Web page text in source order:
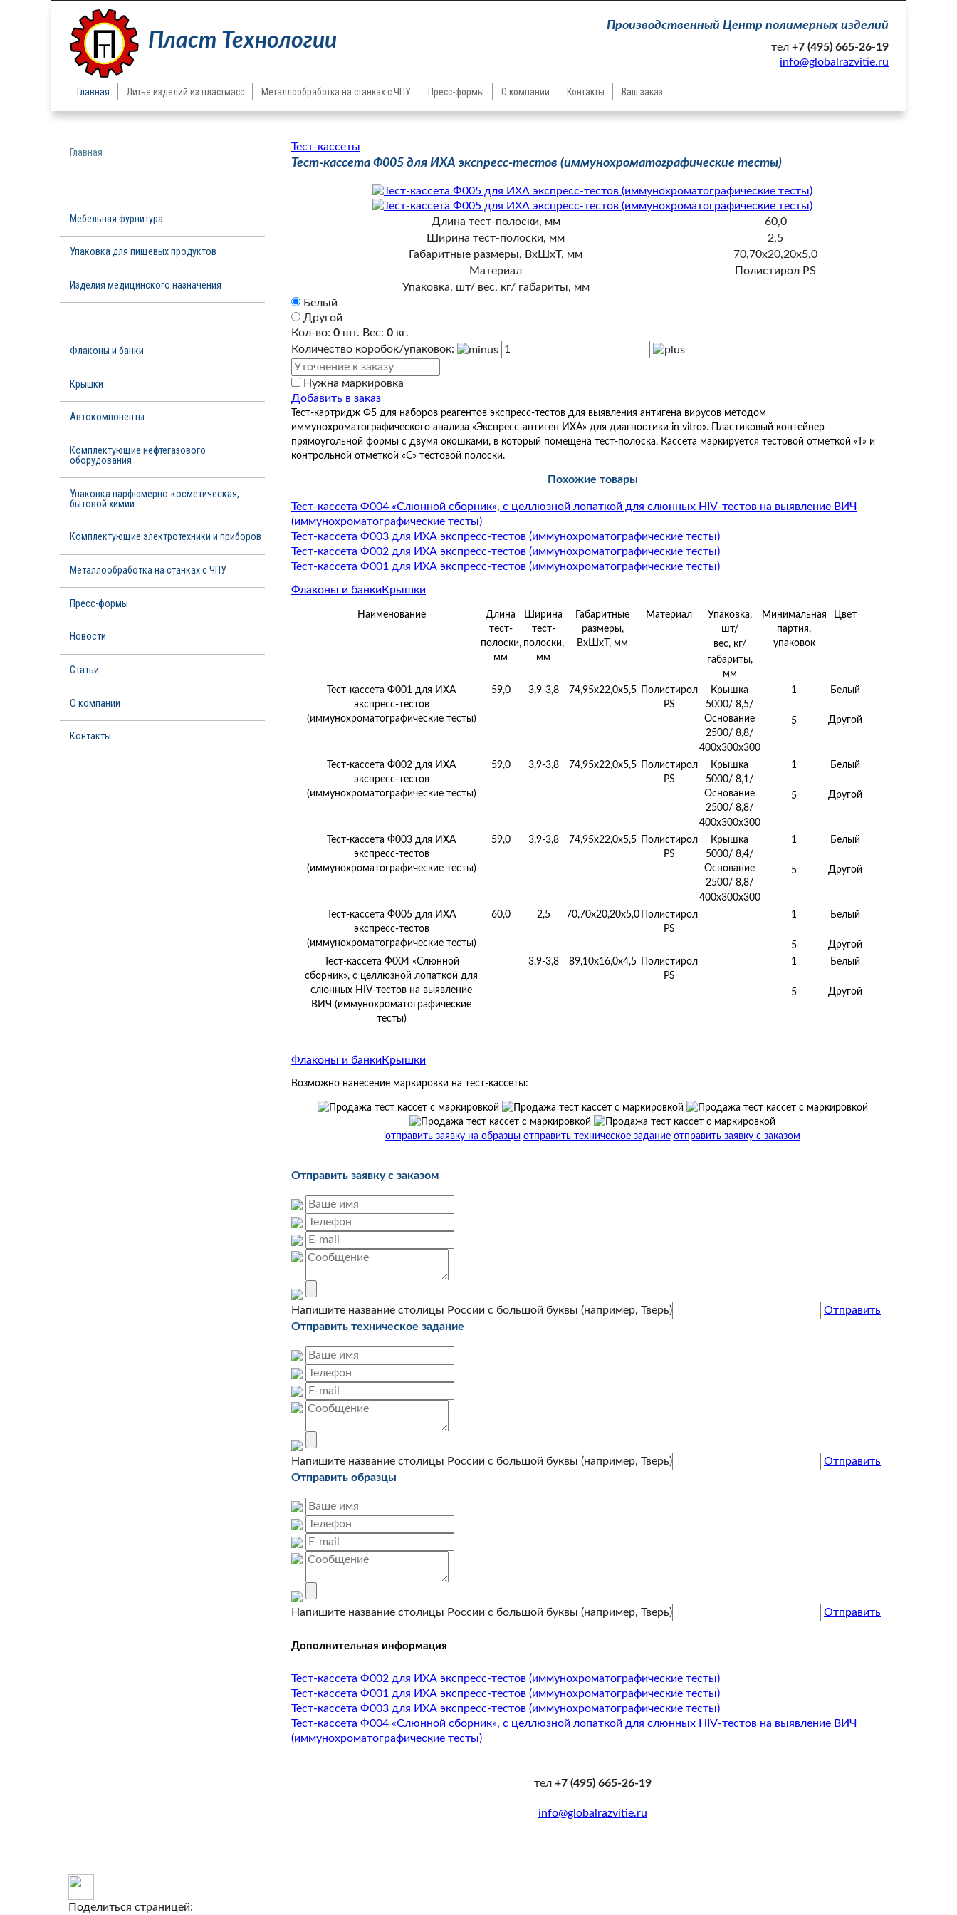
Пласт Технологии
Производственный Центр полимерных изделий
тел +7 (495) 665-26-19
info@globalrazvitie.ru
Главная Литье изделий из пластмасс Металлообработка на станках с ЧПУ Пресс-формы О компании Контакты Ваш заказ
Главная
Мебельная фурнитура
Упаковка для пищевых продуктов
Изделия медицинского назначения
Флаконы и банки
Крышки
Автокомпоненты
Комплектующие нефтегазового
оборудования
Упаковка парфюмерно-косметическая,
бытовой химии
Комплектующие электротехники и приборов
Металлообработка на станках с ЧПУ
Пресс-формы
Новости
Статьи
О компании
Контакты
Тест-кассеты
Тест-кассета Ф005 для ИХА экспресс-тестов (иммунохроматографические тесты)
Длина тест-полоски, мм
60,0
Ширина тест-полоски, мм
2,5
Габаритные размеры, ВхШхТ, мм
70,70х20,20х5,0
Материал
Полистирол PS
Упаковка, шт/ вес, кг/ габариты, мм
Белый
Другой
Кол-во: 0 шт. Вес: 0 кг.
Количество коробок/упаковок:
Нужна маркировка
Добавить в заказ
Тест-картридж Ф5 для наборов реагентов экспресс-тестов для выявления антигена вирусов методом
иммунохроматографического анализа «Экспресс-антиген ИХА» для диагностики in vitro». Пластиковый контейнер
прямоугольной формы с двумя окошками, в который помещена тест-полоска. Кассета маркируется тестовой отметкой «Т» и
контрольной отметкой «С» тестовой полоски.
Похожие товары
Тест-кассета Ф004 «Слюнной сборник», с целлюзной лопаткой для слюнных HIV-тестов на выявление ВИЧ
(иммунохроматографические тесты)
Тест-кассета Ф003 для ИХА экспресс-тестов (иммунохроматографические тесты)
Тест-кассета Ф002 для ИХА экспресс-тестов (иммунохроматографические тесты)
Тест-кассета Ф001 для ИХА экспресс-тестов (иммунохроматографические тесты)
Флаконы и банки Крышки
Наименование
Длина
тест-
полоски,
мм
Ширина
тест-
полоски,
мм
Габаритные
размеры,
ВхШхТ, мм
Материал
Упаковка,
шт/
вес, кг/
габариты,
мм
Минимальная
партия,
упаковок
Цвет
Тест-кассета Ф001 для ИХА
экспресс-тестов
(иммунохроматографические тесты)
59,0 3,9-3,8 74,95х22,0х5,5
Полистирол
PS
Крышка
5000/ 8,5/
Основание
2500/ 8,8/
400х300х300
1
5
Белый
Другой
Тест-кассета Ф002 для ИХА
экспресс-тестов
(иммунохроматографические тесты)
59,0 3,9-3,8 74,95х22,0х5,5
Полистирол
PS
Крышка
5000/ 8,1/
Основание
2500/ 8,8/
400х300х300
1
5
Белый
Другой
Тест-кассета Ф003 для ИХА
экспресс-тестов
(иммунохроматографические тесты)
59,0 3,9-3,8 74,95х22,0х5,5
Полистирол
PS
Крышка
5000/ 8,4/
Основание
2500/ 8,8/
400х300х300
1
5
Белый
Другой
Тест-кассета Ф005 для ИХА
экспресс-тестов
(иммунохроматографические тесты)
60,0 2,5 70,70х20,20х5,0
Полистирол
PS
1
5
Белый
Другой
Тест-кассета Ф004 «Слюнной
сборник», с целлюзной лопаткой для
слюнных HIV-тестов на выявление
ВИЧ (иммунохроматографические
тесты)
3,9-3,8 89,10х16,0х4,5
Полистирол
PS
1
5
Белый
Другой
Флаконы и банки Крышки
Возможно нанесение маркировки на тест-кассеты:
отправить заявку на образцы отправить техническое задание отправить заявку с заказом
Отправить заявку с заказом
Напишите название столицы России с большой буквы (например, Тверь)
Отправить
Отправить техническое задание
Напишите название столицы России с большой буквы (например, Тверь)
Отправить
Отправить образцы
Напишите название столицы России с большой буквы (например, Тверь) Отправить
Дополнительная информация
Тест-кассета Ф002 для ИХА экспресс-тестов (иммунохроматографические тесты)
Тест-кассета Ф001 для ИХА экспресс-тестов (иммунохроматографические тесты)
Тест-кассета Ф003 для ИХА экспресс-тестов (иммунохроматографические тесты)
Тест-кассета Ф004 «Слюнной сборник», с целлюзной лопаткой для слюнных HIV-тестов на выявление ВИЧ
(иммунохроматографические тесты)
тел +7 (495) 665-26-19
info@globalrazvitie.ru
Поделиться страницей: